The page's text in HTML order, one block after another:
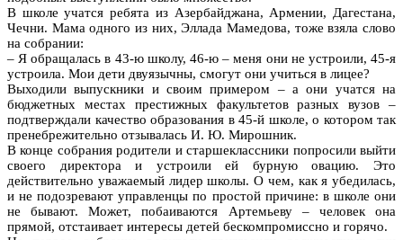
В школе учатся ребята из Азербайджана, Армении, Дагестана,
Чечни. Мама одного из них, Эллада Мамедова, тоже взяла слово
на собрании:
– Я обращалась в 43-ю школу, 46-ю – меня они не устроили, 45-я
устроила. Мои дети двуязычны, смогут они учиться в лицее?
Выходили выпускники и своим примером – а они учатся на
бюджетных местах престижных факультетов разных вузов –
подтверждали качество образования в 45-й школе, о котором так
пренебрежительно отзывалась И. Ю. Мирошник.
В конце собрания родители и старшеклассники попросили выйти
своего директора и устроили ей бурную овацию. Это
действительно уважаемый лидер школы. О чем, как я убедилась,
и не подозревают управленцы по простой причине: в школе они
не бывают. Может, побаиваются Артемьеву – человек она
прямой, отстаивает интересы детей бескомпромиссно и горячо.